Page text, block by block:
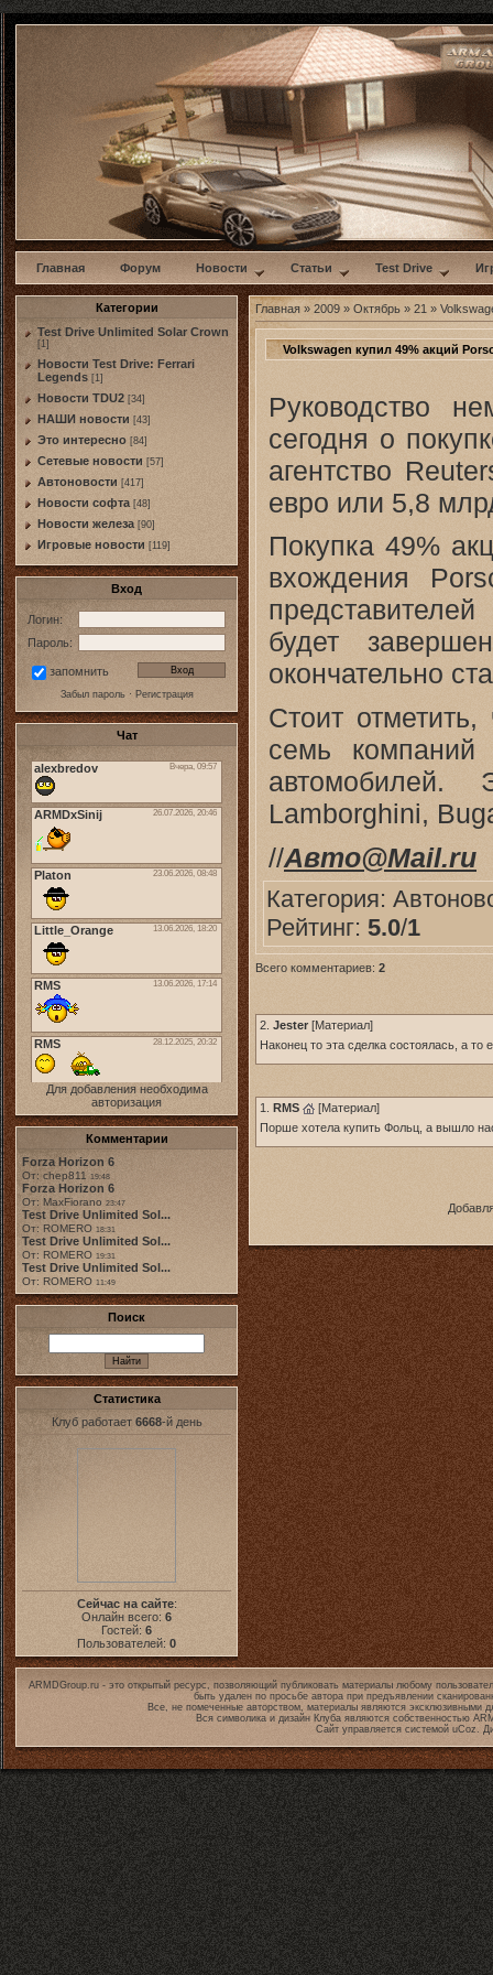
w
Главная Форум Новости Статьи Test Drive
Категории
Test Drive Unlimited Solar Crown
[1]
Новости Test Drive: Ferrari
Legends [1]
Новости TDU2 [34]
НАШИ новости [43]
Это интересно [84]
Сетевые новости [57]
Автоновости [417]
Новости софта [48]
Новоcти железа [90]
Игровые новости [119]
Вход
Логин:
Пароль:
запомнить
Забыл пароль· Регистрация
Чат
Для добавления необходима
авторизация
Комментарии
Forza Horizon 6
От: chep811 19:48
Forza Horizon 6
От: MaxFiorano 23:47
Test Drive Unlimited Sol...
От: ROMERO 18:31
Test Drive Unlimited Sol...
От: ROMERO 19:31
Test Drive Unlimited Sol...
От: ROMERO 11:49
Поиск
Статистика
Клуб работает 6668-й день
Сейчас на сайте:
Онлайн всего: 6
Гостей: 6
Пользователей: 0
Главная » 2009 » Октябрь » 21 »
Volkswagen купил 49% акций
Руководство
сегодня о
агентство
евро или 5,8
Покупка 49%
вхождения
будет
окончательно
Стоит
семь компаний
Lamborghini,
//Авто@Mail.ru
Категория:
Рейтинг: 5.0/1
Всего комментариев: 2
2. Jester [Материал]
Наконец то эта сделка состоялась, а
1. RMS [Материал]
Порше хотела купить Фольц, а вышло
ARMDGroup.ru - это открытый ресурс, позволяющий публиковать материалы любому
быть удален по просьбе автора при предъявлении
Все, не помеченные авторством, материалы являются эксклюзивными
Вся символика и дизайн Клуба являются собственностью
Сайт управляется системой uCoz.